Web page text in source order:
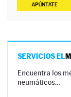
APÚNTATE
SERVICIOS EL
Encuentra los
neumáticos…